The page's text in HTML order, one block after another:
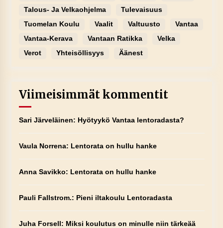
Talous- Ja Velkaohjelma
Tulevaisuus
Tuomelan Koulu
Vaalit Valtuusto
Vantaa
Vantaa-Kerava
Vantaan Ratikka
Velka
Verot
Yhteisöllisyys Äänest
Viimeisimmät kommentit
Sari Järveläinen: Hyötyykö Vantaa lentoradasta?
Vaula Norrena: Lentorata on hullu hanke
Anna Savikko: Lentorata on hullu hanke
Pauli Fallstrom.: Pieni iltakoulu Lentoradasta
Juha Forsell: Miksi koulutus on minulle niin tärkeää